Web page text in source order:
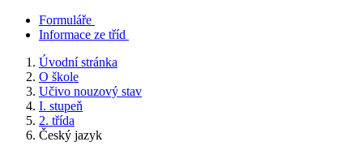
Formuláře
Informace ze tříd
Úvodní stránka
O škole
Učivo nouzový stav
I. stupeň
2. třída
Český jazyk